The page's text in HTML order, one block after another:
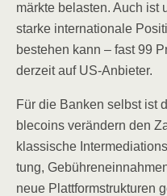
märk­te belas­ten. Auch ist
star­ke inter­na­tio­na­le
bestehen kann – fast 99
der­zeit auf US-Anbieter.
Für die Ban­ken selbst ist
b­le­co­ins ver­än­dern den
klas­si­sche
tung,
neue Platt­form­struk­tu­ren